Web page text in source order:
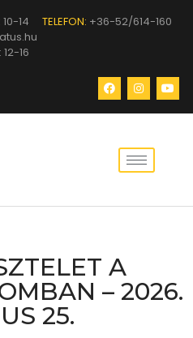
14 TELEFON: +36-52/614-160
16
A
– 2026.
25.